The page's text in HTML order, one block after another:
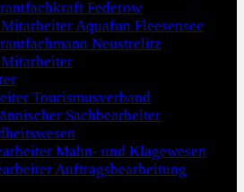
Federow
Aquafun Fleesensee
Neustrelitz
Tourismusverband
Sachbearbeiter
Mahn- und Klagewesen
Auftragsbearbeitung